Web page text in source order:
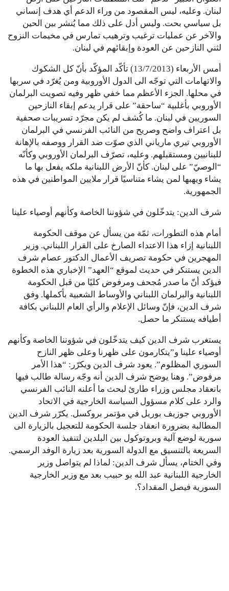
لبنان. وعليه، ليس المقصود من وراء الدعم أي هدف إنساني
بل سياسي بحت. وليس أدل على ذلك مما يُنشر بين الحين
والآخر عن عمليات ترغيب وترهيب تمارس في مخيمات النزوح
لثني النازحين عن العودة وإبقائهم في لبنان.
أمس الأربعاء (13/7/2013) تأكّد المؤكّد بأنّ كل الشكوك
والاتهامات التي توجّه الى الدول الأوروبية ومن يُغرّد في سربها
في محلها. الجزء الأعظم مما خفي ظهر وفيه تصويت البرلمان
الأوروبي بأغلبية “ساحقة” على قرار يدعم إبقاء النازحين
السوريين في لبنان. ما كُشف لم يكن مجرّد تسريبات صحفية
بل اعتراف واضح وصريح من النائب الفرنسي في البرلمان
الأوروبي تيري مارياني الذي صوّت ضد القرار ووصفه بالإهانة
للبنانيين ومستقبلهم. وعليه، تصرّف البرلمان الأوروبي وكأنّه
“الوصيّ” على لبنان. كأنّ الأرض اللبنانية ملكه يفعل بها ما
يشاء ويهبها لمن يشاء متناسيًا قرار ملايين المواطنين في هذه
الجمهورية.
شرف الدين: يتدخّلون في شؤوننا الخاصة وكأنهم أوصياء علينا
أمام هذه التطورات، ثمّة من يسأل عن موقف الحكومة
اللبنانية إزاء هذا الاعتداء الصارخ على القرار اللبناني. وزير
المهجرين في حكومة تصريف الأعمال الدكتور عصام شرف
الدين يستنكر في حديث لموقع “العهد” الإخباري هذه الخطوة
فيؤكد أنّ ما صدر مُجحف ومرفوض كليًا من قبل الحكومة
اللبنانية والبرلمان اللبناني والأوساط الشعبية بأكملها. وفق
شرف الدين، فإنّ وسائل الإعلام والرأي العام اللبناني بكافة
أطيافه يستنكر ما حصل.
يستغرب شرف الدين كيف يتدخّلون في شؤوننا الخاصة وكأنهم
أوصياء علينا و”يتكارمون على ظهرنا وعلى ظهر النازح
السوري المظلوم”. يعود شرف الدين ويكرّر: “هذا الأمر
مرفوض”. وهنا يوضح شرف الدين أنه وجّه رسالة طالب فيها
بانعقاد مجلس وزراء طارئ لبحث ما أعلنه النائب الفرنسي
والرد على كلام مسؤول السياسة الخارجية في الاتحاد
الأوروبي جوزيف بوريل في مؤتمر بروكسل. يكرّر شرف الدين
المطالبة بضرورة انعقاد جلسة الحكومة للتعجيل بالزيارة الى
سورية لوضع آلية وبروتوكول بين البلدين لتنفيذ العودة
السريعة بالتنسيق مع الدولة السورية بعد زيارة الوفد الرسمي.
وفي الختام، يسأل شرف الدين: لماذا لم يتواصل وزير
الخارجية اللبنانية عبد الله بو حبيب بعد مع وزير الخارجية
السورية فيصل المقداد؟.